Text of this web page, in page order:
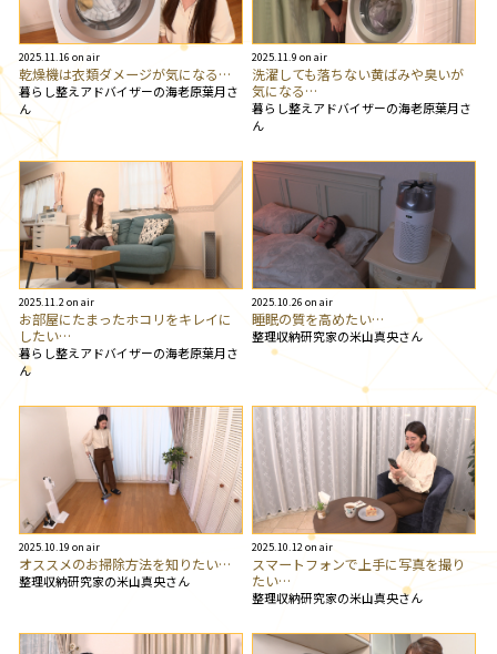
2025.11.16 on air
乾燥機は衣類ダメージが気になる…
暮らし整えアドバイザーの海老原葉月さ
ん
2025.11.9 on air
洗濯しても落ちない黄ばみや臭いが
気になる…
暮らし整えアドバイザーの海老原葉月さ
ん
2025.11.2 on air
お部屋にたまったホコリをキレイに
したい…
暮らし整えアドバイザーの海老原葉月さ
ん
2025.10.26 on air
睡眠の質を高めたい…
整理収納研究家の米山真央さん
2025.10.19 on air
オススメのお掃除方法を知りたい…
整理収納研究家の米山真央さん
2025.10.12 on air
スマートフォンで上手に写真を撮り
たい…
整理収納研究家の米山真央さん